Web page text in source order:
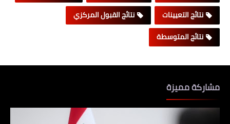
نتائج التعيينات
نتائج القبول المركزي
نتائج المتوسطة
مشاركة مميزة